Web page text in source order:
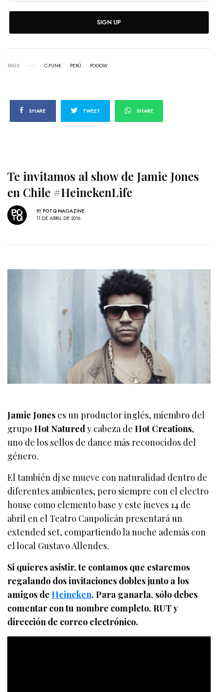
SIGN UP
TAGS C-FUNK PERÚ POOOW
SHARE TWEET SHARE
Te invitamos al show de Jamie Jones
en Chile #HeinekenLife
BY POTQ MAGAZINE
11 DE ABRIL DE 2016
Jamie Jones es un productor inglés, miembro del
grupoHot Naturedy cabeza deHot Creations,
uno de los sellos de dance más reconocidos del
género.
El también dj se mueve con naturalidad dentro de
diferentes ambientes, pero siempre con el electro
house como elemento base y este jueves 14 de
abril en el Teatro Caupolicán presentará un
extended set, compartiendo la noche además con
el local Gustavo Allendes.
Si quieres asistir, te contamos que estaremos
regalando dos invitaciones dobles junto a los
amigos deHeineken. Para ganarla, sólo debes
comentar con tu nombre completo, RUT y
dirección de correo electrónico.